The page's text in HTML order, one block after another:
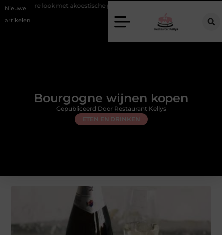
Nieuwe
artikelen
akoestische panelen Aziatisch restaurant Rotterdam: ontdek de
Bourgogne wijnen kopen
ETEN EN DRINKEN
Gepubliceerd Door Restaurant Kellys